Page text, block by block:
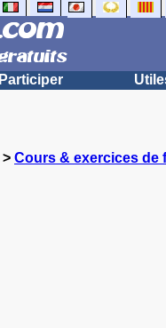
Participer
> Cours & exercices de